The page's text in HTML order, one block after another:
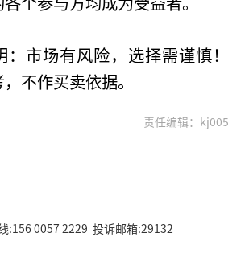
：市场有风险，选择需谨慎！
不作买卖依据。
责任编辑：kj005
:156 0057 2229 投诉邮箱:29132